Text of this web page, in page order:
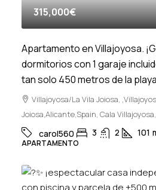
315,000€
Apartamento en Villajoyosa.
dormitorios con 1 garaje
tan solo 450 metros de la
Villajoyosa/La Vila Joiosa,
Joiosa,Alicante,Spain, Cala
carol560 3 2 101
APARTAMENTO